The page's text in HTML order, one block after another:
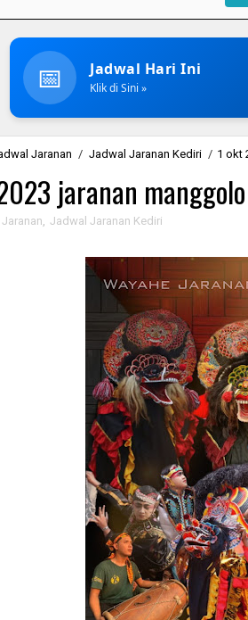
📅 Jadwal Hari Ini
Klik di Sini »
Jaranan / Jadwal Jaranan Kediri / 1 okt
jaranan
Jadwal Jaranan Kediri